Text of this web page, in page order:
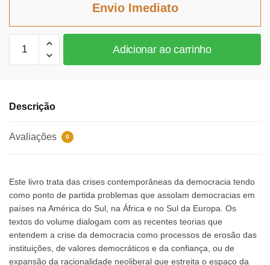
Envio Imediato
Adicionar ao carrinho
Descrição
Avaliações 0
Este livro trata das crises contemporâneas da democracia tendo
como ponto de partida problemas que assolam democracias em
países na América do Sul, na África e no Sul da Europa. Os
textos do volume dialogam com as recentes teorias que
entendem a crise da democracia como processos de erosão das
instituições, de valores democráticos e da confiança, ou de
expansão da racionalidade neoliberal que estreita o espaço da